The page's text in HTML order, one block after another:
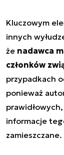
Kluczowym
innych
że nadawca
członków
przypadkach
ponieważ
informacje
zamieszczane.